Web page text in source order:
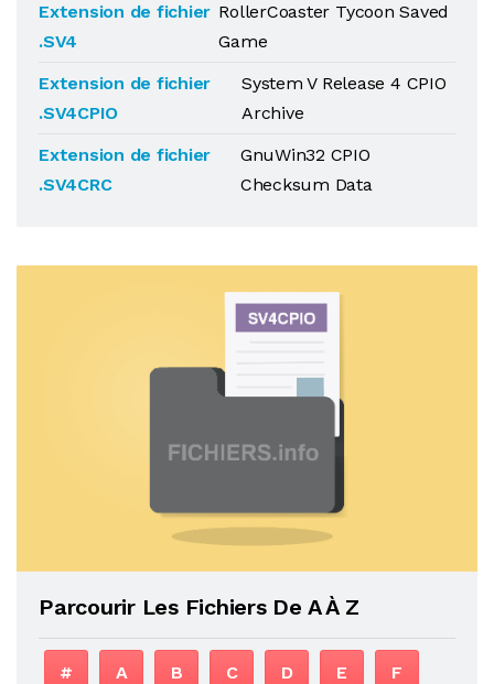
Extension de fichier
.SV4
RollerCoaster Tycoon Saved
Game
Extension de fichier
.SV4CPIO
System V Release 4 CPIO
Archive
Extension de fichier
.SV4CRC
GnuWin32 CPIO
Checksum Data
Parcourir Les Fichiers De A À Z
# A B C D E F